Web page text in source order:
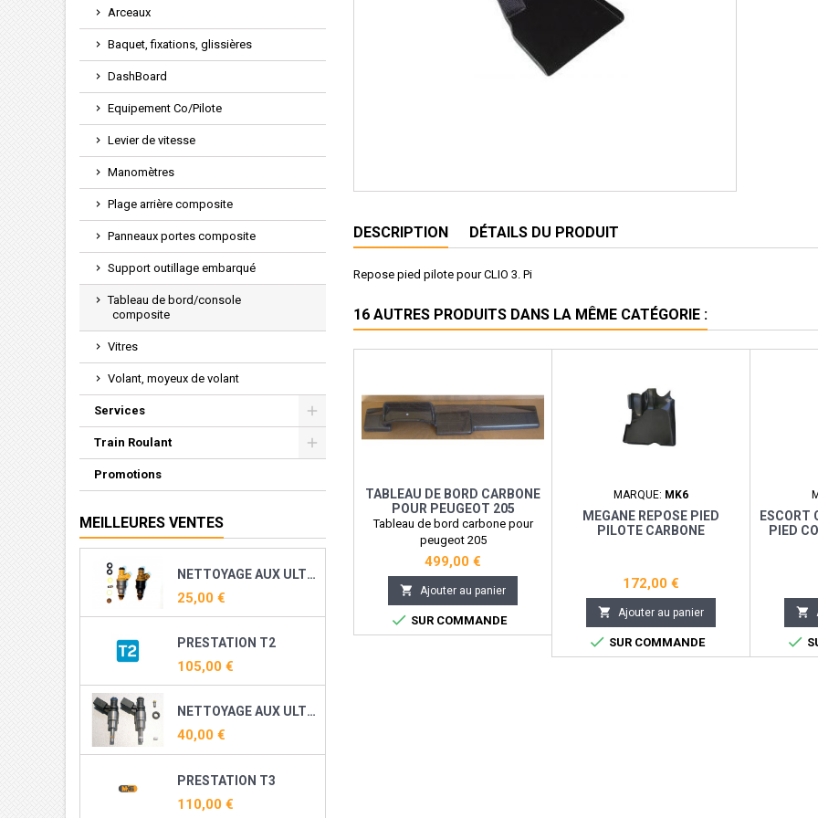
Arceaux
Baquet, fixations, glissières
DashBoard
Equipement Co/Pilote
Levier de vitesse
Manomètres
Plage arrière composite
Panneaux portes composite
Support outillage embarqué
Tableau de bord/console
composite
Vitres
Volant, moyeux de volant
Services
Train Roulant
Promotions
MEILLEURES VENTES
NETTOYAGE AUX ULTRASONS ET RECONDITIONNEMENT DE VOS INJECTEURS ESSENCE
25,00 €
PRESTATION T2
105,00 €
NETTOYAGE AUX ULTRASONS ET RECONDITIONNEMENT DE VOS INJECTEURS DIRECT ESSENCE ( TFSI, TSI, THP, TCE ...)
40,00 €
PRESTATION T3
110,00 €
DESCRIPTION DÉTAILS DU PRODUIT
Repose pied pilote pour CLIO 3. Pi
16 AUTRES PRODUITS DANS LA MÊME CATÉGORIE :
TABLEAU DE BORD CARBONE
POUR PEUGEOT 205
Tableau de bord carbone pour
peugeot 205
499,00 €
 Ajouter au panier
 SUR COMMANDE
MARQUE: MK6
MEGANE REPOSE PIED
PILOTE CARBONE
172,00 €
 Ajouter au panier
 SUR COMMANDE
ESCORT
PIED

